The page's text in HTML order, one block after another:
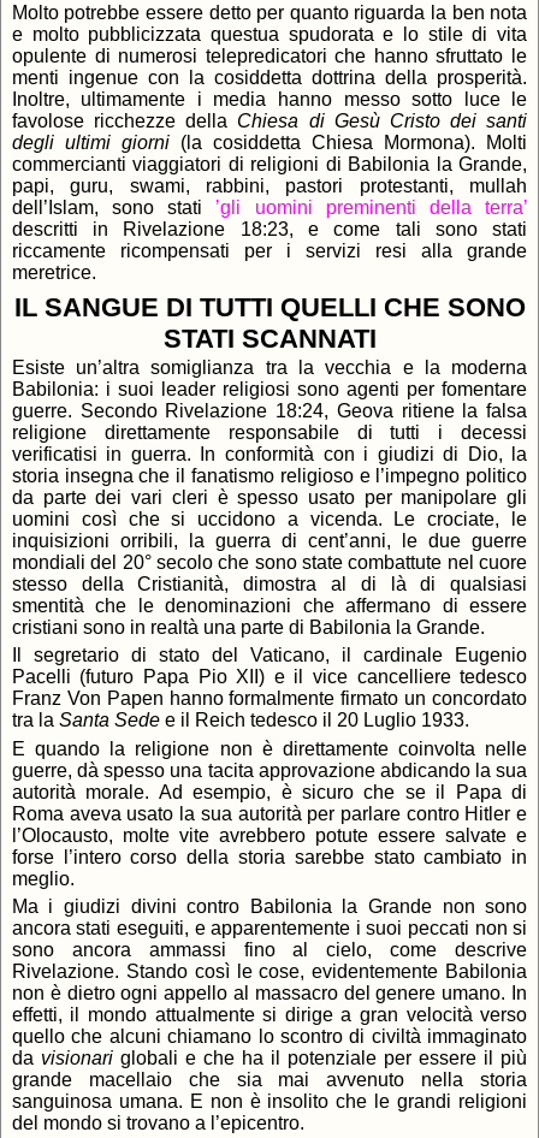
Molto potrebbe essere detto per quanto riguarda la ben nota
e molto pubblicizzata questua spudorata e lo stile di vita
opulente di numerosi telepredicatori che hanno sfruttato le
menti ingenue con la cosiddetta dottrina della prosperità.
Inoltre, ultimamente i media hanno messo sotto luce le
favolose ricchezze della Chiesa di Gesù Cristo dei santi
degli ultimi giorni(la cosiddetta Chiesa Mormona). Molti
commercianti viaggiatori di religioni di Babilonia la Grande,
papi, guru, swami, rabbini, pastori protestanti, mullah
dell’Islam, sono stati ’gli uomini preminenti della terra’
descritti in Rivelazione 18:23, e come tali sono stati
riccamente ricompensati per i servizi resi alla grande
meretrice.
IL SANGUE DI TUTTI QUELLI CHE SONO
STATI SCANNATI
Esiste un’altra somiglianza tra la vecchia e la moderna
Babilonia: i suoi leader religiosi sono agenti per fomentare
guerre. Secondo Rivelazione 18:24, Geova ritiene la falsa
religione direttamente responsabile di tutti i decessi
verificatisi in guerra. In conformità con i giudizi di Dio, la
storia insegna che il fanatismo religioso e l’impegno politico
da parte dei vari cleri è spesso usato per manipolare gli
uomini così che si uccidono a vicenda. Le crociate, le
inquisizioni orribili, la guerra di cent’anni, le due guerre
mondiali del 20° secolo che sono state combattute nel cuore
stesso della Cristianità, dimostra al di là di qualsiasi
smentità che le denominazioni che affermano di essere
cristiani sono in realtà una parte di Babilonia la Grande.
Il segretario di stato del Vaticano, il cardinale Eugenio
Pacelli (futuro Papa Pio XII) e il vice cancelliere tedesco
Franz Von Papen hanno formalmente firmato un concordato
tra la Santa Sedee il Reich tedesco il 20 Luglio 1933.
E quando la religione non è direttamente coinvolta nelle
guerre, dà spesso una tacita approvazione abdicando la sua
autorità morale. Ad esempio, è sicuro che se il Papa di
Roma aveva usato la sua autorità per parlare contro Hitler e
l’Olocausto, molte vite avrebbero potute essere salvate e
forse l’intero corso della storia sarebbe stato cambiato in
meglio.
Ma i giudizi divini contro Babilonia la Grande non sono
ancora stati eseguiti, e apparentemente i suoi peccati non si
sono ancora ammassi fino al cielo, come descrive
Rivelazione. Stando così le cose, evidentemente Babilonia
non è dietro ogni appello al massacro del genere umano. In
effetti, il mondo attualmente si dirige a gran velocità verso
quello che alcuni chiamano lo scontro di civiltà immaginato
da visionariglobali e che ha il potenziale per essere il più
grande macellaio che sia mai avvenuto nella storia
sanguinosa umana. E non è insolito che le grandi religioni
del mondo si trovano a l’epicentro.